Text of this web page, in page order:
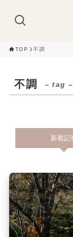
TOP 不調
不調 – tag –
新着記